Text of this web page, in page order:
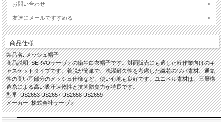
お問い合わせ
友達にメールですすめる
商品仕様
製品名: メッシュ帽子
商品説明: SERVOサーヴォの衛生白衣帽子です。対面販売にも適した軽作業向けのキ
ャスケットタイプです。着脱が簡単で、洗濯耐久性を考慮した織芯のツバ素材、通気
性の高い耳部分のメッシュ仕様など、使い心地も良好です。ユニベル素材は、三層構
造糸による高い吸汗速乾性と抗菌防臭力が特長です。
型番: US2653 US2657 US2658 US2659
メーカー: 株式会社サーヴォ